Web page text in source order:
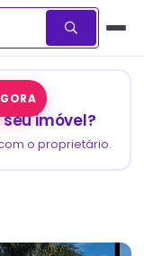
imóvel?
o proprietário.